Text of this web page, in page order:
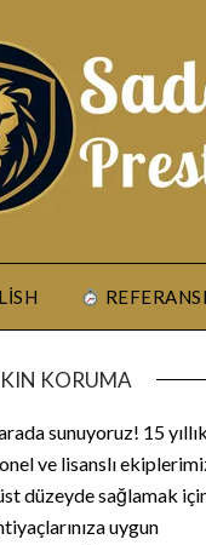
KORUMA
sunuyoruz! 15 yıllık
ve lisanslı
düzeyde sağlamak
uygun